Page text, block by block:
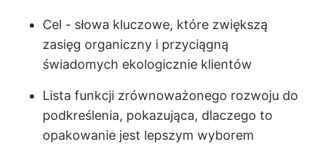
Cel - słowa kluczowe, które zwiększą
zasięg organiczny i przyciągną
świadomych ekologicznie klientów
Lista funkcji zrównoważonego rozwoju do
podkreślenia, pokazująca, dlaczego to
opakowanie jest lepszym wyborem